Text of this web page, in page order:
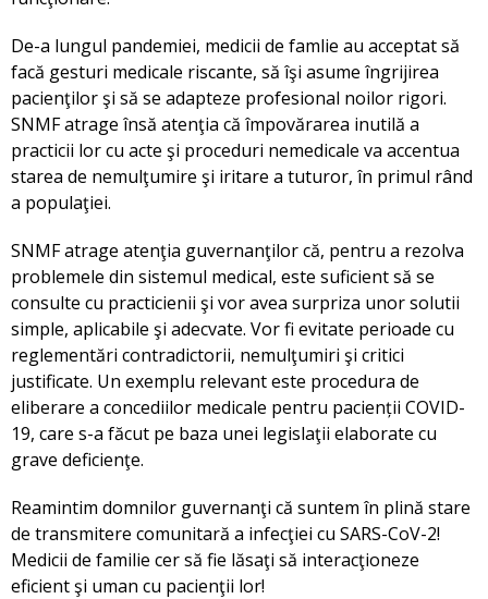
De-a lungul pandemiei, medicii de famlie au acceptat să
facă gesturi medicale riscante, să îşi asume îngrijirea
pacienţilor şi să se adapteze profesional noilor rigori.
SNMF atrage însă atenţia că împovărarea inutilă a
practicii lor cu acte şi proceduri nemedicale va accentua
starea de nemulţumire şi iritare a tuturor, în primul rând
a populaţiei.
SNMF atrage atenţia guvernanţilor că, pentru a rezolva
problemele din sistemul medical, este suficient să se
consulte cu practicienii şi vor avea surpriza unor solutii
simple, aplicabile şi adecvate. Vor fi evitate perioade cu
reglementări contradictorii, nemulţumiri şi critici
justificate. Un exemplu relevant este procedura de
eliberare a concediilor medicale pentru pacienții COVID-
19, care s-a făcut pe baza unei legislaţii elaborate cu
grave deficienţe.
Reamintim domnilor guvernanţi că suntem în plină stare
de transmitere comunitară a infecţiei cu SARS-CoV-2!
Medicii de familie cer să fie lăsaţi să interacţioneze
eficient şi uman cu pacienţii lor!